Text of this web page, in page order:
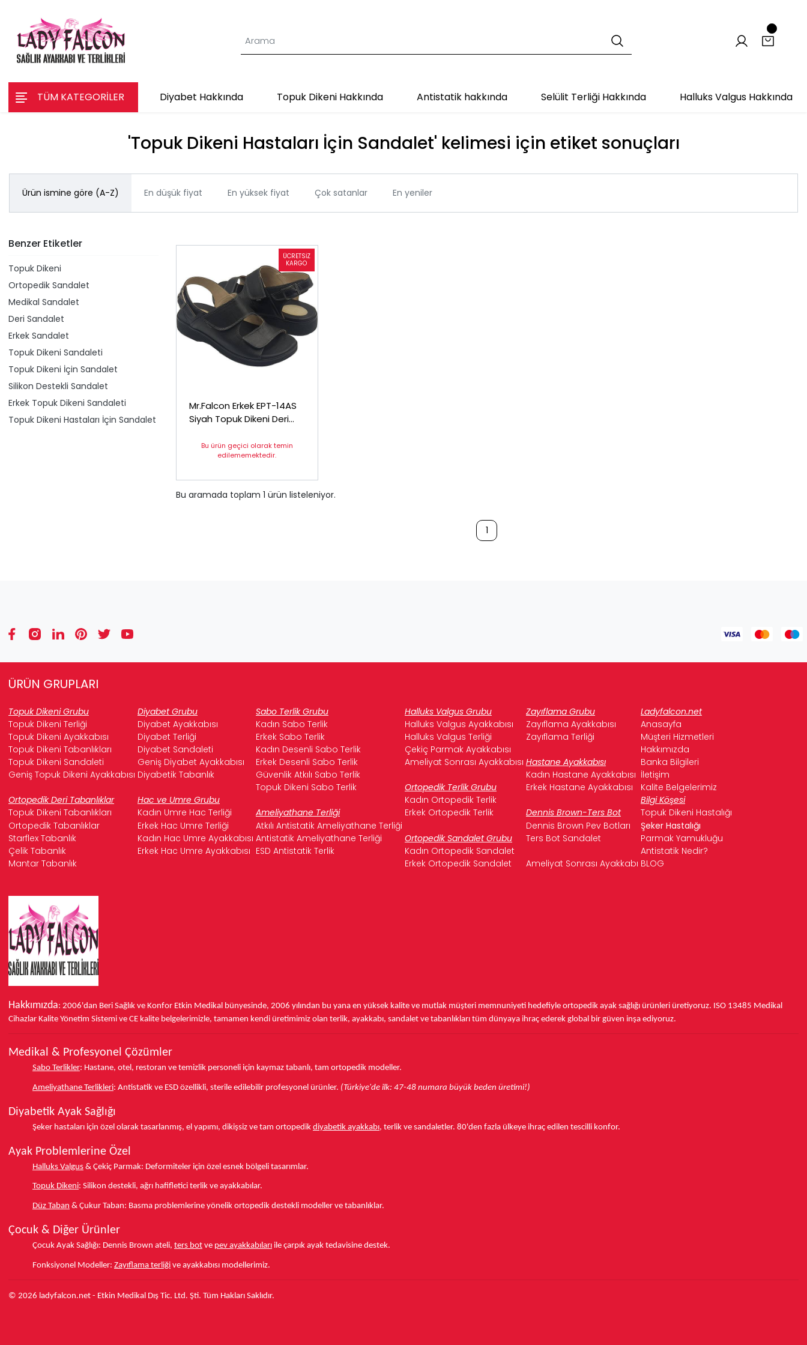
TÜM KATEGORİLER Diyabet Hakkında Topuk Dikeni Hakkında Antistatik hakkında Selülit Terliği Hakkında Halluks Valgus Hakkında
'Topuk Dikeni Hastaları İçin Sandalet' kelimesi için etiket sonuçları
Ürün ismine göre (A-Z) En düşük fiyat En yüksek fiyat Çok satanlar En yeniler
Benzer Etiketler
Topuk Dikeni
Ortopedik Sandalet
Medikal Sandalet
Deri Sandalet
Erkek Sandalet
Topuk Dikeni Sandaleti
Topuk Dikeni İçin Sandalet
Silikon Destekli Sandalet
Erkek Topuk Dikeni Sandaleti
Topuk Dikeni Hastaları İçin Sandalet
Mr.Falcon Erkek EPT-14AS
Siyah Topuk Dikeni Deri
Bu ürün geçici olarak temin
edilememektedir.
Bu aramada toplam 1 ürün listeleniyor.
1
ÜRÜN GRUPLARI
Topuk Dikeni Grubu Diyabet Grubu Sabo Terlik Grubu Halluks Valgus Grubu Zayıflama Grubu
Ladyfalcon.net
Topuk Dikeni Terliği
Diyabet Ayakkabısı Kadın Sabo Terlik Halluks Valgus Ayakkabısı Zayıflama Ayakkabısı
Anasayfa
Topuk Dikeni Ayakkabısı
Diyabet Terliği Erkek Sabo Terlik Halluks Valgus Terliği Zayıflama Terliği
Müşteri Hizmetleri
Topuk Dikeni Tabanlıkları
Diyabet Sandaleti Kadın Desenli Sabo Terlik Çekiç Parmak Ayakkabısı
Hakkımızda
Topuk Dikeni Sandaleti
Geniş Diyabet Ayakkabısı Erkek Desenli Sabo Terlik Ameliyat Sonrası Ayakkabısı Hastane Ayakkabısı
Banka Bilgileri
Geniş Topuk Dikeni Ayakkabısı Diyabetik Tabanlık Güvenlik Atkılı Sabo Terlik Kadın Hastane Ayakkabısı İletişim
Topuk Dikeni Sabo Terlik
Ortopedik Terlik Grubu Erkek Hastane Ayakkabısı
Kalite Belgelerimiz
Ortopedik Deri Tabanlıklar
Hac ve Umre Grubu Kadın Ortopedik Terlik
Bilgi Köşesi
Topuk Dikeni Tabanlıkları
Kadın Umre Hac Terliği Ameliyathane Terliği Erkek Ortopedik Terlik Dennis Brown-Ters Bot
Topuk Dikeni Hastalığı
Ortopedik Tabanlıklar
Erkek Hac Umre Terliği Atkılı Antistatik Ameliyathane Terliği Dennis Brown Pev Botları
Şeker Hastalığı
Starflex Tabanlık
Kadın Hac Umre Ayakkabısı Antistatik Ameliyathane Terliği Ortopedik Sandalet Grubu Ters Bot Sandalet
Parmak Yamukluğu
Çelik Tabanlık
Erkek Hac Umre Ayakkabısı ESD Antistatik Terlik Kadın Ortopedik Sandalet
Antistatik Nedir?
Mantar Tabanlık
Erkek Ortopedik Sandalet Ameliyat Sonrası Ayakkabı BLOG
Hakkımızda: 2006'dan Beri Sağlık ve Konfor Etkin Medikal bünyesinde, 2006 yılından bu yana en yüksek kalite ve mutlak müşteri memnuniyeti hedefiyle ortopedik ayak sağlığı ürünleri üretiyoruz. ISO 13485 Medikal
Cihazlar Kalite Yönetim Sistemi ve CE kalite belgelerimizle, tamamen kendi üretimimiz olan terlik, ayakkabı, sandalet ve tabanlıkları tüm dünyaya ihraç ederek global bir güven inşa ediyoruz.
Medikal & Profesyonel Çözümler
Sabo Terlikler: Hastane, otel, restoran ve temizlik personeli için kaymaz tabanlı, tam ortopedik modeller.
Ameliyathane Terlikleri: Antistatik ve ESD özellikli, sterile edilebilir profesyonel ürünler. (Türkiye'de ilk: 47-48 numara büyük beden üretimi!)
Diyabetik Ayak Sağlığı
Şeker hastaları için özel olarak tasarlanmış, el yapımı, dikişsiz ve tam ortopedik diyabetik ayakkabı, terlik ve sandaletler. 80'den fazla ülkeye ihraç edilen tescilli konfor.
Ayak Problemlerine Özel
Halluks Valgus & Çekiç Parmak: Deformiteler için özel esnek bölgeli tasarımlar.
Topuk Dikeni: Silikon destekli, ağrı hafifletici terlik ve ayakkabılar.
Düz Taban & Çukur Taban: Basma problemlerine yönelik ortopedik destekli modeller ve tabanlıklar.
Çocuk & Diğer Ürünler
Çocuk Ayak Sağlığı: Dennis Brown ateli, ters bot ve pev ayakkabıları ile çarpık ayak tedavisine destek.
Fonksiyonel Modeller: Zayıflama terliği ve ayakkabısı modellerimiz.
© 2026 ladyfalcon.net - Etkin Medikal Dış Tic. Ltd. Şti. Tüm Hakları Saklıdır.